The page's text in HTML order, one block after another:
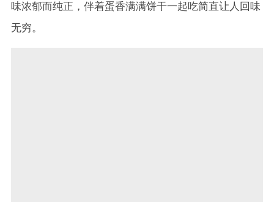
味浓郁而纯正，伴着蛋香满满饼干一起吃简直让人回味
无穷。